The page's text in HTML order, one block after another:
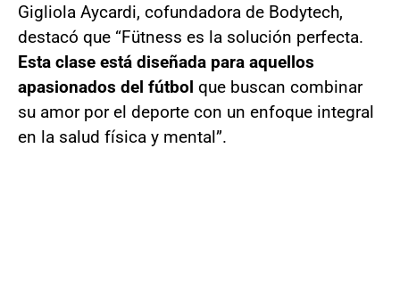
Gigliola Aycardi, cofundadora de Bodytech,
destacó que “Fütness es la solución perfecta.
Esta clase está diseñada para aquellos
apasionados del fútbol que buscan combinar
su amor por el deporte con un enfoque integral
en la salud física y mental”.